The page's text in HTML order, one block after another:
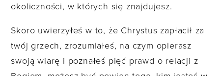
okoliczności, w których się znajdujesz.
Skoro uwierzyłeś w to, że Chrystus zapłacił za
twój grzech, zrozumiałeś, na czym opierasz
swoją wiarę i poznałeś pięć prawd o relacji z